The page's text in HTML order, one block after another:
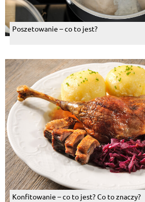
Poszetowanie – co to jest?
Konfitowanie – co to jest? Co to znaczy?